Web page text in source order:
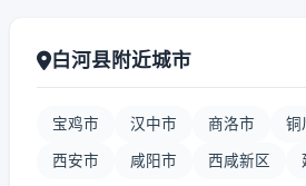
白河县附近城市
宝鸡市 汉中市 商洛市 铜
西安市 咸阳市 西咸新区